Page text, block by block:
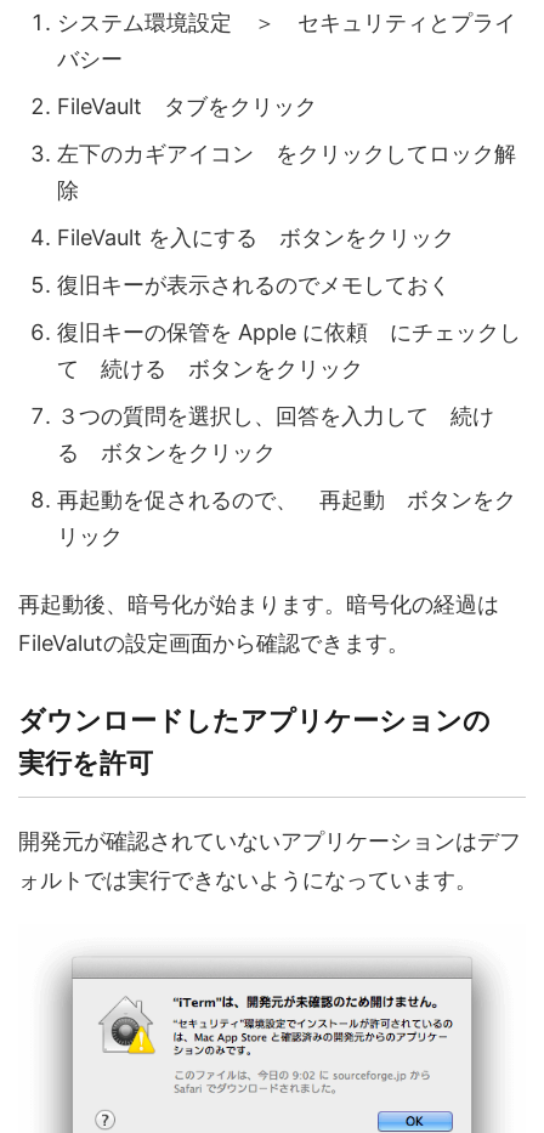
システム環境設定 ＞ セキュリティとプライ
バシー
FileVault タブをクリック
左下のカギアイコン をクリックしてロック解
除
FileVault を入にする ボタンをクリック
復旧キーが表示されるのでメモしておく
復旧キーの保管を Apple に依頼 にチェックし
て 続ける ボタンをクリック
３つの質問を選択し、回答を入力して 続け
る ボタンをクリック
再起動を促されるので、 再起動 ボタンをク
リック
再起動後、暗号化が始まります。暗号化の経過は
FileValutの設定画面から確認できます。
ダウンロードしたアプリケーションの
実行を許可
開発元が確認されていないアプリケーションはデフ
ォルトでは実行できないようになっています。